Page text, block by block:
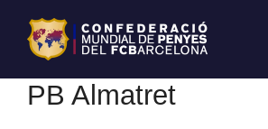
PB Almatret